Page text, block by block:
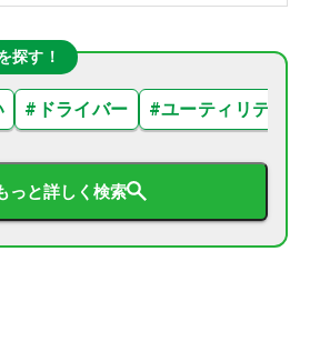
探す！
# ドライバー #ユーティリティ
っと詳しく検索